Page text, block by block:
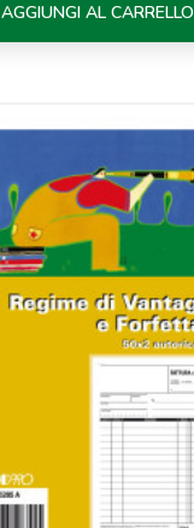
AGGIUNGI AL CARRELLO